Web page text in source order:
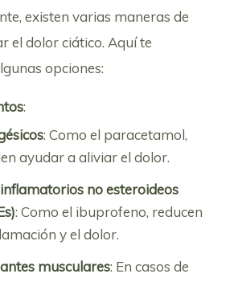
existen varias maneras de
el dolor ciático. Aquí te
opciones:
:
: Como el paracetamol,
ayudar a aliviar el dolor.
no esteroideos
: Como el ibuprofeno, reducen
y el dolor.
musculares: En casos de